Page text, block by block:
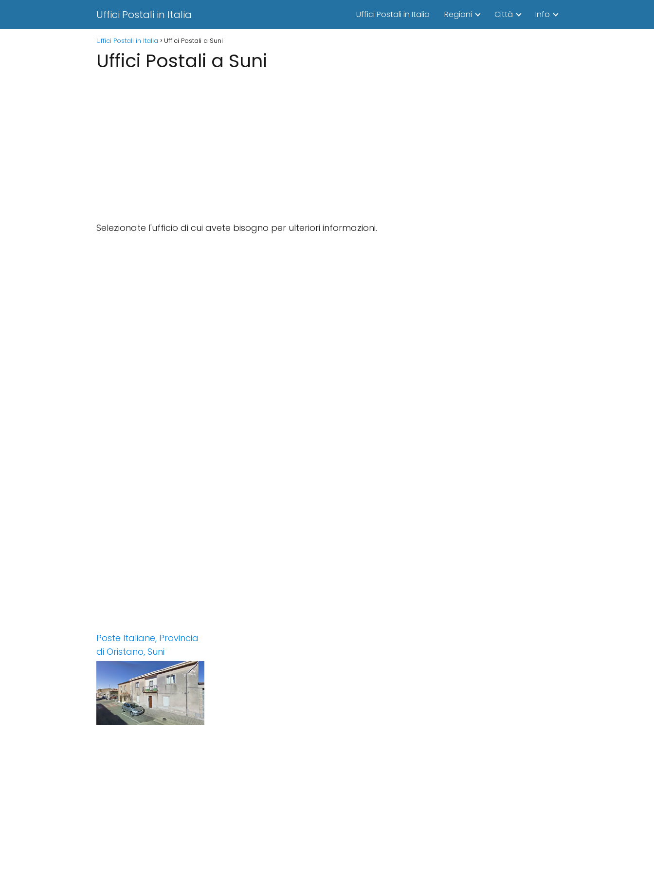
Uffici Postali in Italia Uffici Postali in Italia Regioni Città Info
Uffici Postali in Italia Uffici Postali a Suni
Uffici Postali a Suni
Selezionate l'ufficio di cui avete bisogno per ulteriori informazioni.
Poste Italiane, Provincia
di Oristano, Suni